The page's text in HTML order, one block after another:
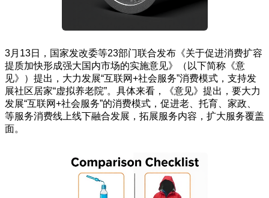
3月13日，国家发改委等23部门联合发布《关于促进消费扩容
提质加快形成强大国内市场的实施意见》（以下简称《意
见》）提出，大力发展“互联网+社会服务”消费模式，支持发
展社区居家“虚拟养老院”。具体来看，《意见》提出，要大力
发展“互联网+社会服务”的消费模式，促进老、托育、家政、
等服务消费线上线下融合发展，拓展服务内容，扩大服务覆盖
面。